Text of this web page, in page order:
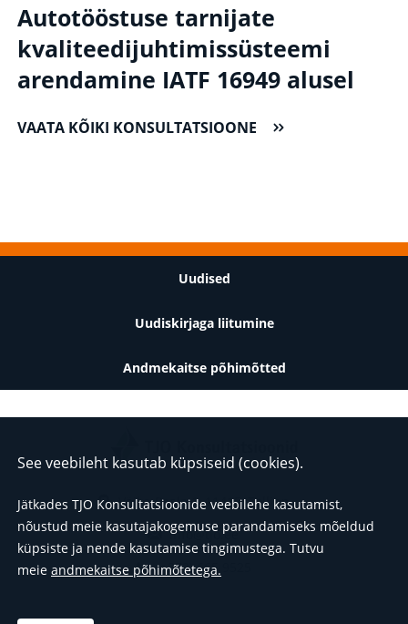
See veebileht kasutab küpsiseid (cookies).
Jätkades TJO Konsultatsioonide veebilehe kasutamist,
nõustud meie kasutajakogemuse parandamiseks mõeldud
küpsiste ja nende kasutamise tingimustega. Tutvu
meie andmekaitse põhimõtetega.
Autotööstuse tarnijate
kvaliteedijuhtimissüsteemi
arendamine IATF 16949 alusel
VAATA KÕIKI KONSULTATSIOONE
Uudised
Uudiskirjaga liitumine
Andmekaitse põhimõtted
Väike-Paala 1, 11415, Tallinn
info@tjo.ee
(+372) 665 9525